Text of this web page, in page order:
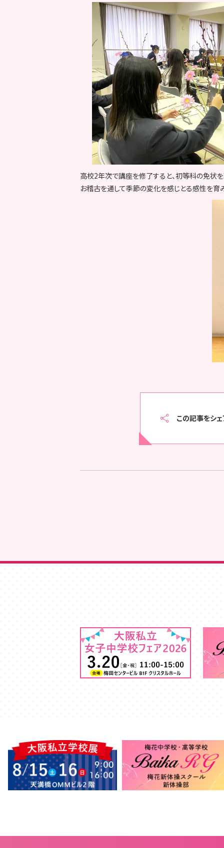
高校2年次で講座を修了すると、初等科の免状を
お稽古を通して季節の変化を感じとる感性を育
この記事をシ